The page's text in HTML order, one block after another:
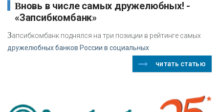
Вновь в числе самых дружелюбных! -
«Запсибкомбанк»
Запсибкомбанк поднялся на три позиции в рейтинге самых
дружелюбных банков России в социальных
читать статью